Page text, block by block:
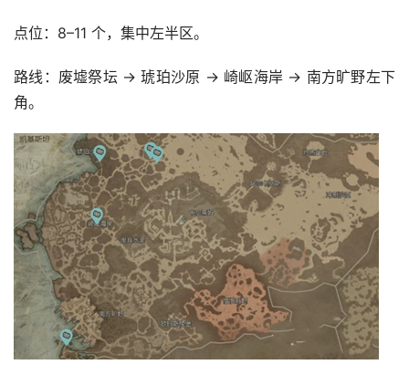
点位：8–11 个，集中左半区。
路线：废墟祭坛 → 琥珀沙原 → 崎岖海岸 → 南方旷野左下
角。